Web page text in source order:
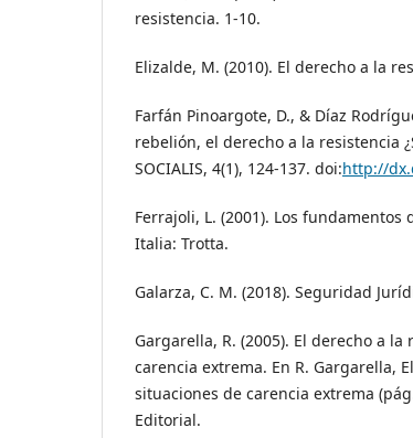
resistencia. 1-10.
Elizalde, M. (2010). El derecho a la
Farfán Pinoargote, D., & Díaz
rebelión, el derecho a la resistencia
SOCIALIS, 4(1), 124-137. doi:http://
Ferrajoli, L. (2001). Los
Italia: Trotta.
Galarza, C. M. (2018). Seguridad
Gargarella, R. (2005). El derecho a
carencia extrema. En R. Gargarella,
situaciones de carencia extrema
Editorial.